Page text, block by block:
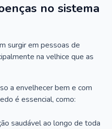
no sistema
surgir em pessoas de
na velhice que as
a envelhecer bem e com
é essencial, como:
saudável ao longo de toda